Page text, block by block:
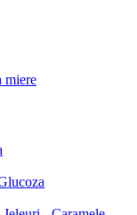
miere